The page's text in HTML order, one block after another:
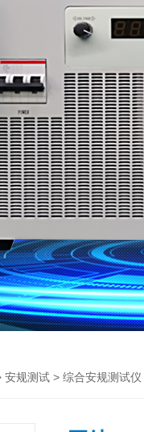
安规测试 > 综合安规测试仪